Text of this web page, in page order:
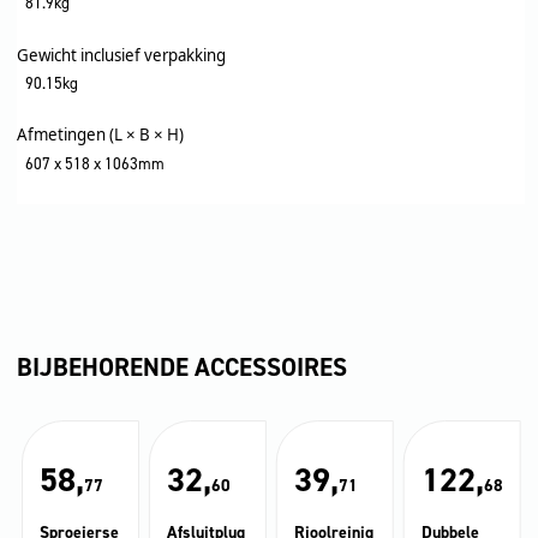
Gewicht inclusief verpakking
90.15kg
Afmetingen (L × B × H)
607 x 518 x 1063mm
BIJBEHORENDE ACCESSOIRES
58,77
Sproeierse
32,60
Afsluitplug
39,71
Rioolreinig
122,68
Dubbele